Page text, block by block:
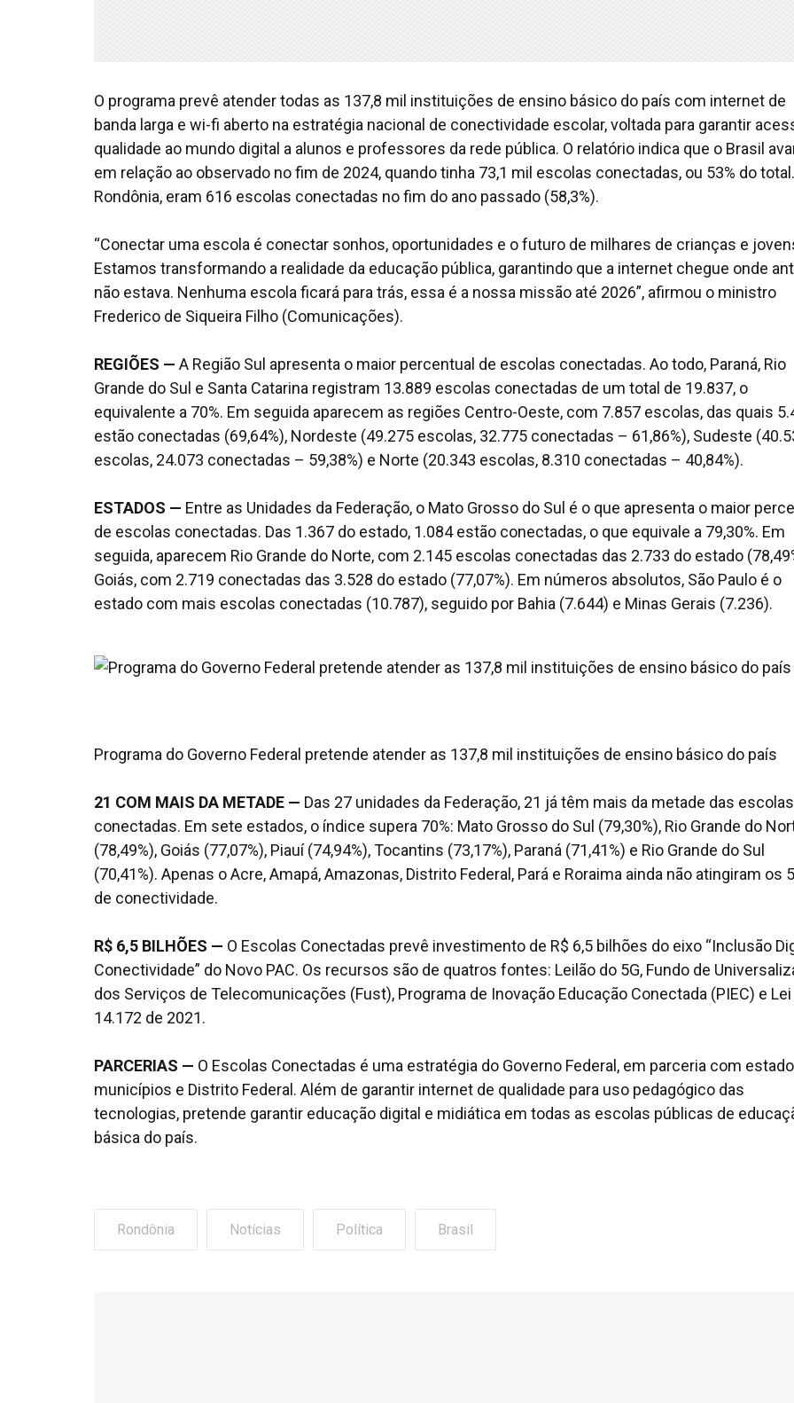
O programa prevê atender todas as 137,8 mil instituições de ensino básico do país com internet de
banda larga e wi-fi aberto na estratégia nacional de conectividade escolar, voltada para garantir
qualidade ao mundo digital a alunos e professores da rede pública. O relatório indica que o Brasil
em relação ao observado no fim de 2024, quando tinha 73,1 mil escolas conectadas, ou 53% do
Rondônia, eram 616 escolas conectadas no fim do ano passado (58,3%).
“Conectar uma escola é conectar sonhos, oportunidades e o futuro de milhares de crianças e
Estamos transformando a realidade da educação pública, garantindo que a internet chegue onde
não estava. Nenhuma escola ficará para trás, essa é a nossa missão até 2026”, afirmou o ministro
Frederico de Siqueira Filho (Comunicações).
REGIÕES — A Região Sul apresenta o maior percentual de escolas conectadas. Ao todo, Paraná, Rio
Grande do Sul e Santa Catarina registram 13.889 escolas conectadas de um total de 19.837, o
equivalente a 70%. Em seguida aparecem as regiões Centro-Oeste, com 7.857 escolas, das quais
estão conectadas (69,64%), Nordeste (49.275 escolas, 32.775 conectadas – 61,86%), Sudeste
escolas, 24.073 conectadas – 59,38%) e Norte (20.343 escolas, 8.310 conectadas – 40,84%).
ESTADOS — Entre as Unidades da Federação, o Mato Grosso do Sul é o que apresenta o maior
de escolas conectadas. Das 1.367 do estado, 1.084 estão conectadas, o que equivale a 79,30%. Em
seguida, aparecem Rio Grande do Norte, com 2.145 escolas conectadas das 2.733 do estado
Goiás, com 2.719 conectadas das 3.528 do estado (77,07%). Em números absolutos, São Paulo é o
estado com mais escolas conectadas (10.787), seguido por Bahia (7.644) e Minas Gerais (7.236).
Programa do Governo Federal pretende atender as 137,8 mil instituições de ensino básico do país
21 COM MAIS DA METADE — Das 27 unidades da Federação, 21 já têm mais da metade das escolas
conectadas. Em sete estados, o índice supera 70%: Mato Grosso do Sul (79,30%), Rio Grande do
(78,49%), Goiás (77,07%), Piauí (74,94%), Tocantins (73,17%), Paraná (71,41%) e Rio Grande do Sul
(70,41%). Apenas o Acre, Amapá, Amazonas, Distrito Federal, Pará e Roraima ainda não atingiram os
de conectividade.
R$ 6,5 BILHÕES — O Escolas Conectadas prevê investimento de R$ 6,5 bilhões do eixo “Inclusão
Conectividade” do Novo PAC. Os recursos são de quatros fontes: Leilão do 5G, Fundo de
dos Serviços de Telecomunicações (Fust), Programa de Inovação Educação Conectada (PIEC) e Lei
14.172 de 2021.
PARCERIAS — O Escolas Conectadas é uma estratégia do Governo Federal, em parceria com
municípios e Distrito Federal. Além de garantir internet de qualidade para uso pedagógico das
tecnologias, pretende garantir educação digital e midiática em todas as escolas públicas de
básica do país.
Rondônia Notícias Política Brasil